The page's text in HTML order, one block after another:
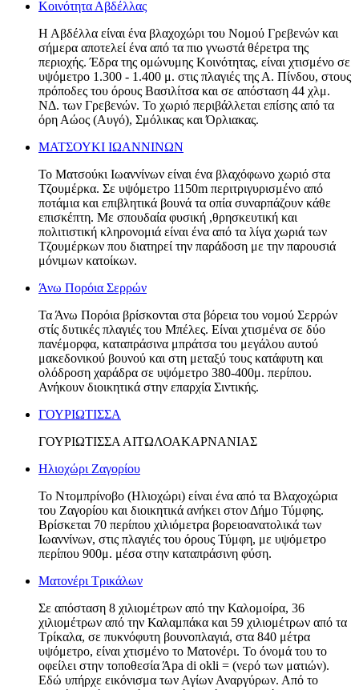
Κοινότητα Αβδέλλας
Η Αβδέλλα είναι ένα βλαχοχώρι του Νομού Γρεβενών και
σήμερα αποτελεί ένα από τα πιο γνωστά θέρετρα της
περιοχής. Έδρα της ομώνυμης Κοινότητας, είναι χτισμένο σε
υψόμετρο 1.300 - 1.400 μ. στις πλαγιές της Α. Πίνδου, στους
πρόποδες του όρους Βασιλίτσα και σε απόσταση 44 χλμ.
ΝΔ. των Γρεβενών. Το χωριό περιβάλλεται επίσης από τα
όρη Αώος (Αυγό), Σμόλικας και Όρλιακας.
ΜΑΤΣΟΥΚΙ ΙΩΑΝΝΙΝΩΝ
Το Ματσούκι Ιωαννίνων είναι ένα βλαχόφωνο χωριό στα
Τζουμέρκα. Σε υψόμετρο 1150m περιτριγυρισμένο από
ποτάμια και επιβλητικά βουνά τα οπία συναρπάζουν κάθε
επισκέπτη. Με σπουδαία φυσική ,θρησκευτική και
πολιτιστική κληρονομιά είναι ένα από τα λίγα χωριά των
Τζουμέρκων που διατηρεί την παράδοση με την παρουσιά
μόνιμων κατοίκων.
Άνω Πορόια Σερρών
Τα Άνω Πορόια βρίσκονται στα βόρεια του νομού Σερρών
στίς δυτικές πλαγιές του Μπέλες. Είναι χτισμένα σε δύο
πανέμορφα, καταπράσινα μπράτσα του μεγάλου αυτού
μακεδονικού βουνού και στη μεταξύ τους κατάφυτη και
ολόδροση χαράδρα σε υψόμετρο 380-400μ. περίπου.
Ανήκουν διοικητικά στην επαρχία Σιντικής.
ΓΟΥΡΙΩΤΙΣΣΑ
ΓΟΥΡΙΩΤΙΣΣΑ ΑΙΤΩΛΟΑΚΑΡΝΑΝΙΑΣ
Ηλιοχώρι Ζαγορίου
Το Ντομπρίνοβο (Ηλιοχώρι) είναι ένα από τα Βλαχοχώρια
του Ζαγορίου και διοικητικά ανήκει στον Δήμο Τύμφης.
Βρίσκεται 70 περίπου χιλιόμετρα βορειοανατολικά των
Ιωαννίνων, στις πλαγιές του όρους Τύμφη, με υψόμετρο
περίπου 900μ. μέσα στην καταπράσινη φύση.
Ματονέρι Τρικάλων
Σε απόσταση 8 χιλιομέτρων από την Καλομοίρα, 36
χιλιομέτρων από την Καλαμπάκα και 59 χιλιομέτρων από τα
Τρίκαλα, σε πυκνόφυτη βουνοπλαγιά, στα 840 μέτρα
υψόμετρο, είναι χτισμένο το Ματονέρι. Το όνομά του το
οφείλει στην τοποθεσία Άpa di okli = (νερό των ματιών).
Εδώ υπήρχε εικόνισμα των Αγίων Αναργύρων. Από το